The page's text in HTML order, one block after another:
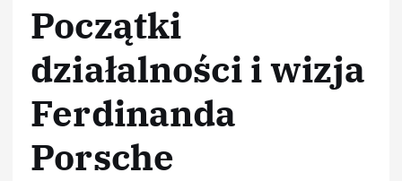
Początki
działalności i wizja
Ferdinanda
Porsche